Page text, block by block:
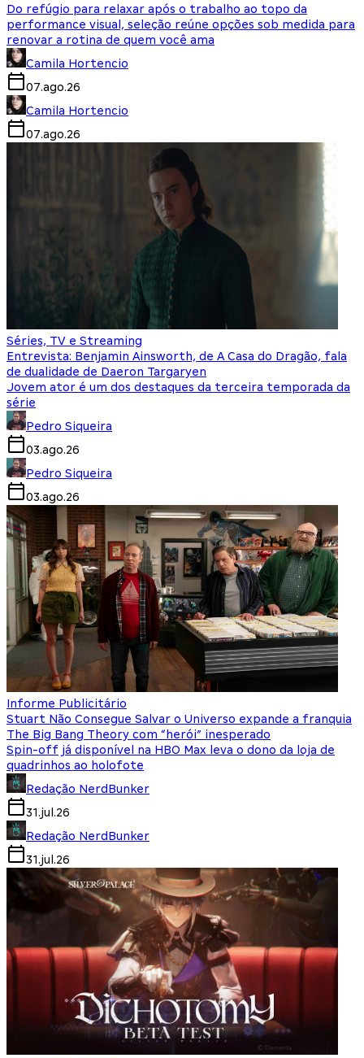
Do refúgio para relaxar após o trabalho ao topo da
performance visual, seleção reúne opções sob medida para
renovar a rotina de quem você ama
Camila Hortencio
07.ago.26
Camila Hortencio
07.ago.26
Séries, TV e Streaming
Entrevista: Benjamin Ainsworth, de A Casa do Dragão, fala
de dualidade de Daeron Targaryen
Jovem ator é um dos destaques da terceira temporada da
série
Pedro Siqueira
03.ago.26
Pedro Siqueira
03.ago.26
Informe Publicitário
Stuart Não Consegue Salvar o Universo expande a franquia
The Big Bang Theory com “herói” inesperado
Spin-off já disponível na HBO Max leva o dono da loja de
quadrinhos ao holofote
Redação NerdBunker
31.jul.26
Redação NerdBunker
31.jul.26